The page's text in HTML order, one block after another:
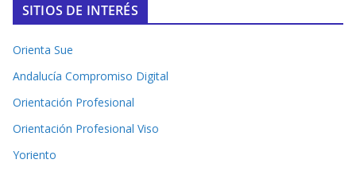
SITIOS DE INTERÉS
Orienta Sue
Andalucía Compromiso Digital
Orientación Profesional
Orientación Profesional Viso
Yoriento